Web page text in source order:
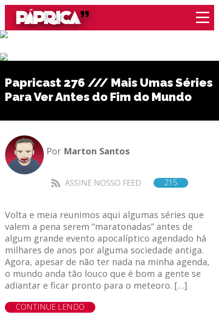
Papricast 276 /// Mais Umas Séries
Para Ver Antes do Fim do Mundo
Por Marton Santos
ASSINE NOSSO FEED 215
Volta e meia reunimos aqui algumas séries que
valem a pena serem “maratonadas” antes de
algum grande evento apocalíptico agendado há
milhares de anos por alguma sociedade antiga.
Agora, apesar de não ter nada na minha agenda,
o mundo anda tão louco que é bom a gente se
adiantar e ficar pronto para o meteoro. […]
CONTINUE LENDO